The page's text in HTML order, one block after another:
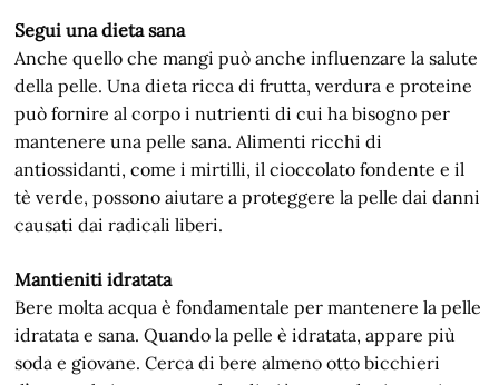
Segui una dieta sana
Anche quello che mangi può anche influenzare la salute
della pelle. Una dieta ricca di frutta, verdura e proteine
può fornire al corpo i nutrienti di cui ha bisogno per
mantenere una pelle sana. Alimenti ricchi di
antiossidanti, come i mirtilli, il cioccolato fondente e il
tè verde, possono aiutare a proteggere la pelle dai danni
causati dai radicali liberi.
Mantieniti idratata
Bere molta acqua è fondamentale per mantenere la pelle
idratata e sana. Quando la pelle è idratata, appare più
soda e giovane. Cerca di bere almeno otto bicchieri